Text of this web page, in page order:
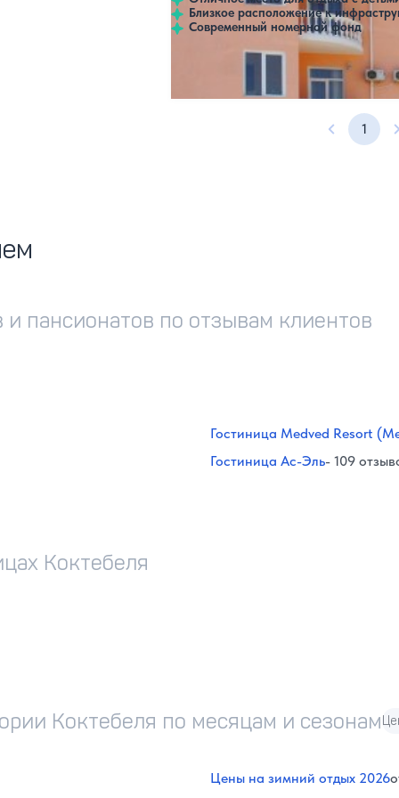
Близкое расположение к
Современный номерной фонд
1
пансионатов по отзывам клиентов
Гостиница Medved Resort
Гостиница Ас-Эль- 109
Коктебеля
Коктебеля по месяцам и сезонам
Цены на зимний отдых 2026